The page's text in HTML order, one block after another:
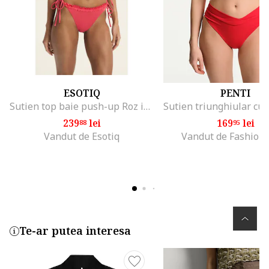
ESOTIQ
Sutien top baie push-up Roz intens Godlike, Roz
23988lei
Vandut de Esotiq
PENTI
16995lei
Vandut de Fashion
Te-ar putea interesa